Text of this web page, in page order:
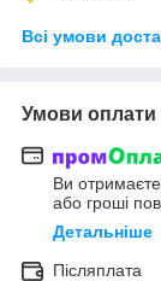
Всі умови
Умови оплати
Ви
або гроші
Детальніше
Післяплата